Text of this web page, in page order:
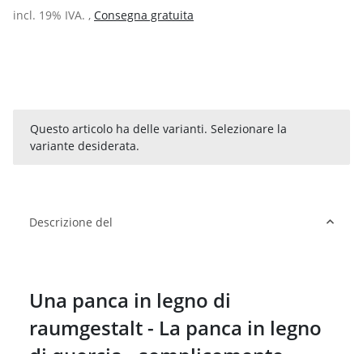
incl. 19% IVA. , Consegna gratuita
x
Questo articolo ha delle varianti. Selezionare la
variante desiderata.
Descrizione del
Una panca in legno di
raumgestalt - La panca in legno